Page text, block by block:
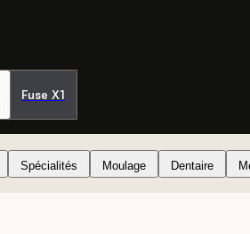
Fuse X1
Spécialités Moulage Dentaire